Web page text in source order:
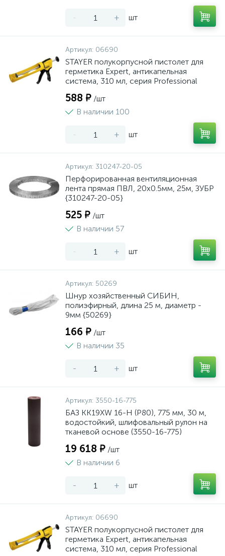
- + шт
Артикул: 06690
STAYER полукорпусной пистолет для
герметика Expert, антикапельная
система, 310 мл, серия Professional
588 ₽ /шт
В наличии 100
- + шт
Артикул: 310247-20-05
Перфорированная вентиляционная
лента прямая ПВЛ, 20х0.5мм, 25м, ЗУБР
{310247-20-05}
525 ₽ /шт
В наличии 57
- + шт
Артикул: 50269
Шнур хозяйственный СИБИН,
полиэфирный, длина 25 м, диаметр -
9мм {50269}
166 ₽ /шт
В наличии 35
- + шт
Артикул: 3550-16-775
БАЗ KK19XW 16-H (Р80), 775 мм, 30 м,
водостойкий, шлифовальный рулон на
тканевой основе (3550-16-775)
19 618 ₽ /шт
В наличии 6
- + шт
Артикул: 06690
STAYER полукорпусной пистолет для
герметика Expert, антикапельная
система, 310 мл, серия Professional